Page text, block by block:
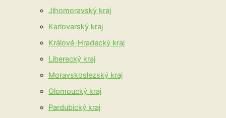
Jihomoravský kraj
Karlovarský kraj
Králové-Hradecký kraj
Liberecký kraj
Moravskoslezský kraj
Olomoucký kraj
Pardubický kraj